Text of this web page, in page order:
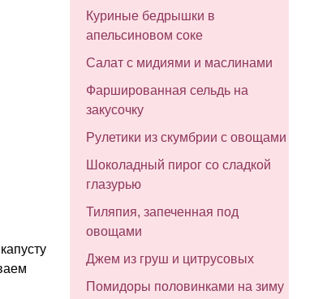
Куриные бедрышки в
апельсиновом соке
Салат с мидиями и маслинами
Фаршированная сельдь на
закусочку
Рулетики из скумбрии с овощами
Шоколадный пирог со сладкой
глазурью
Тиляпия, запеченная под
овощами
Джем из груш и цитрусовых
Помидоры половинками на зиму